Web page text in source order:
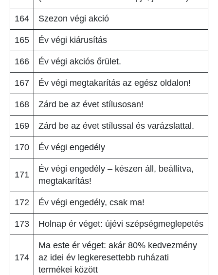
164 Szezon végi akció
165 Év végi kiárusítás
166 Év végi akciós őrület.
167 Év végi megtakarítás az egész oldalon!
168 Zárd be az évet stílusosan!
169 Zárd be az évet stílussal és varázslattal.
170 Év végi engedély
171
Év végi engedély – készen áll, beállítva,
megtakarítás!
172 Év végi engedély, csak ma!
173 Holnap ér véget: újévi szépségmeglepetés
174
Ma este ér véget: akár 80% kedvezmény
az idei év legkeresettebb ruházati
termékei között